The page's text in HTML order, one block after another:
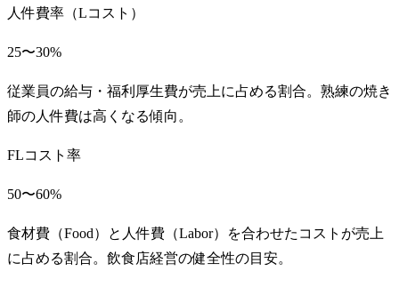
人件費率（Lコスト）
25〜30%
従業員の給与・福利厚生費が売上に占める割合。熟練の焼き
師の人件費は高くなる傾向。
FLコスト率
50〜60%
食材費（Food）と人件費（Labor）を合わせたコストが売上
に占める割合。飲食店経営の健全性の目安。